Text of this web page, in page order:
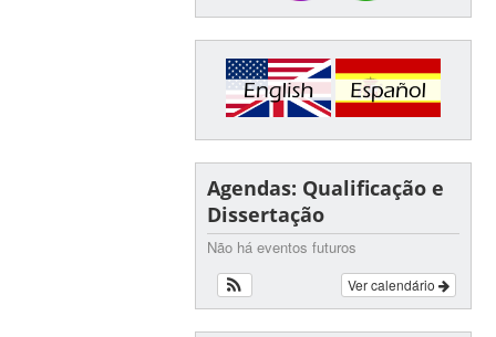
Agendas: Qualificação e
Dissertação
Não há eventos futuros
Ver calendário